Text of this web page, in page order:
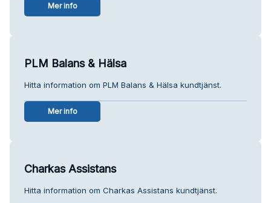
Mer info
PLM Balans & Hälsa
Hitta information om PLM Balans & Hälsa kundtjänst.
Mer info
Charkas Assistans
Hitta information om Charkas Assistans kundtjänst.